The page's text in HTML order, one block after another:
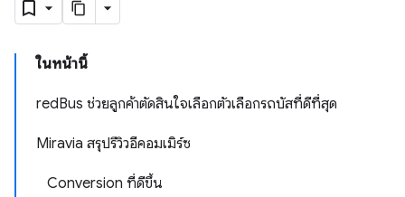
ในหน้านี้
redBus ช่วยลูกค้าตัดสินใจเลือกตัวเลือกรถบัสที่ดีที่สุด
Miravia สรุปรีวิวอีคอมเมิร์ซ
Conversion ที่ดีขึ้น